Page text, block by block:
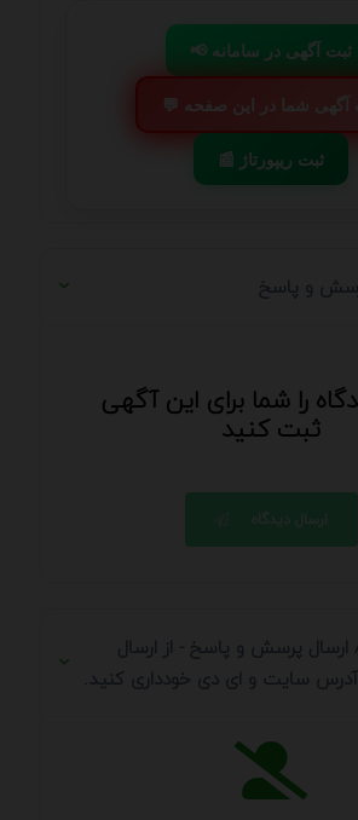
📢 ثبت آگهی در سامانه
ثبت آگهی شما در این صفحه
📰 ثبت ریپورتاژ
و پاسخ
را شما برای این آگهی
ثبت کنید
ارسال دیدگاه
ارسال پرسش و پاسخ - از ارسال
آدرس سایت و ای دی خودداری کنید.